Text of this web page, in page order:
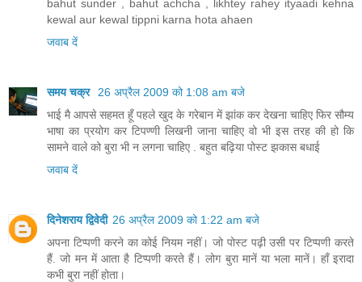
bahut sunder , bahut achcha , likhtey rahey ityaadi kehna
kewal aur kewal tippni karna hota ahaen
जवाब दें
समय चक्र
26 अप्रैल 2009 को 1:08 am बजे
भाई मै आपसे सहमत हूँ पहले खुद के गरेबान में झांक कर देखना चाहिए फिर सौम्य
भाषा का प्रयोग कर टिपण्णी लिखनी जाना चाहिए वो भी इस तरह की हो कि
सामने वाले को बुरा भी न लगना चाहिए . बहुत बढ़िया पोस्ट झकास बधाई
जवाब दें
दिनेशराय द्विवेदी 26 अप्रैल 2009 को 1:22 am बजे
अपना टिप्पणी करने का कोई नियम नहीं। जो पोस्ट पढ़ी उसी पर टिप्पणी करते
हैं. जो मन में आता है टिप्पणी करते हैं। लोग बुरा मानें या भला मानें। हाँ इरादा
कभी बुरा नहीं होता।